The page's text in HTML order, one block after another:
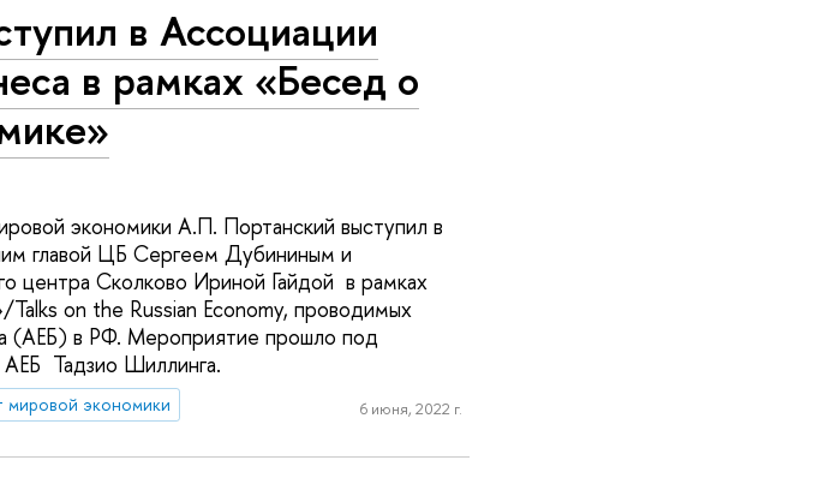
в Ассоциации
в рамках «Бесед о
экономики А.П. Портанский выступил в
главой ЦБ Сергеем Дубининым и
центра Сколково Ириной Гайдой в рамках
on the Russian Economy, проводимых
(АЕБ) в РФ. Мероприятие прошло под
АЕБ Тадзио Шиллинга.
мировой экономики 6 июня, 2022 г.